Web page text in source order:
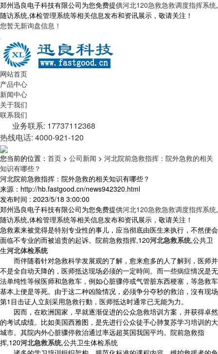
郑州迅良电子科技有限公司为您免费提供河北120急救急救调度指挥系统,
随访系统,体检管理系统等相关信息发布和资讯展示，敬请关注！
您暂无新询盘信息！
网站首页
产品中心
新闻中心
关于我们
联系我们
业务联系: 17737112368
热线电话: 4000-921-120
您当前的位置： 首页 > 公司新闻 > 河北院前急救指挥：院外急救的相关
知识有哪些？
河北院前急救指挥：院外急救的相关知识有哪些？
来源：http://hb.fastgood.cn/news942320.html
发布时间 : 2023/5/18 3:00:00
郑州迅良电子科技有限公司为您免费提供河北120急救急救调度指挥系统,
随访系统,体检管理系统等相关信息发布和资讯展示，敬请关注！
急救素来被觉得是特别专业性的事儿，应当彻底由医生来执行，不然便会
面临不专业的而被追责的起诉。院前急救指挥,120河北急救系统,公共卫
生河北体检系统
而伴随着针对急救科学发展观的了解，愈来愈多的人了解到，医师并
不是全自动天降的，医师抵达现场必须的一定時间。而一些病症情况是无
法单纯性等候医师和急救车，例如心脏骤停或气管脏东西梗塞，等急救车
基本上便是等死。由于这二种凶险情况，必须争分夺秒的救治，沒有现场
第1目击证人立刻采用急救行動，医师抵达时通常已无能为力。
因而，在欧洲国家，早就逐渐促进的公众急救培训方案，并获得卓然
的考试成绩。比如美国西雅图，是先进行公众徒手心肺复苏学习培训的大
城市。其院内外心脏骤停救治通过率远超英国我国平均。院前急救指
挥,120河北急救系统,公共卫生体检系统